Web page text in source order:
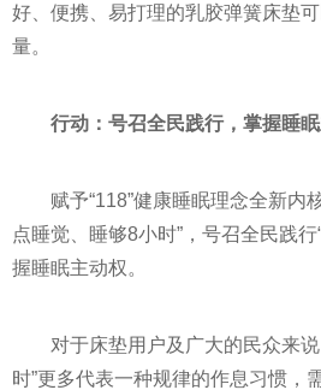
好、便携、易打理的乳胶弹簧床垫
量。
行动：号召全民践行，掌握睡
赋予“118”健康睡眠理念全新内
点睡觉、睡够8小时”，号召全民践
握睡眠主动权。
对于床垫用户及广大的民众来
时”更多代表一种规律的作息习惯，